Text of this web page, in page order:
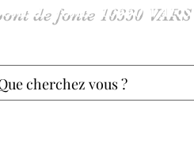
de fonte 16330